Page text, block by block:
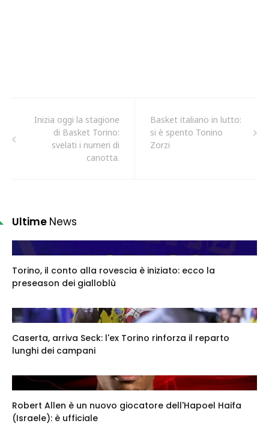
Inizia oggi la stagione
di Basket Torino:
svelati i numeri di
canotta.
Basket italiano in lutto:
si è spento Tonino
Zorzi
Ultime News
Torino, il conto alla rovescia è iniziato: ecco la
preseason dei gialloblù
Caserta, arriva Seck: l'ex Torino rinforza il reparto
lunghi dei campani
Robert Allen è un nuovo giocatore dell'Hapoel Haifa
(Israele): è ufficiale